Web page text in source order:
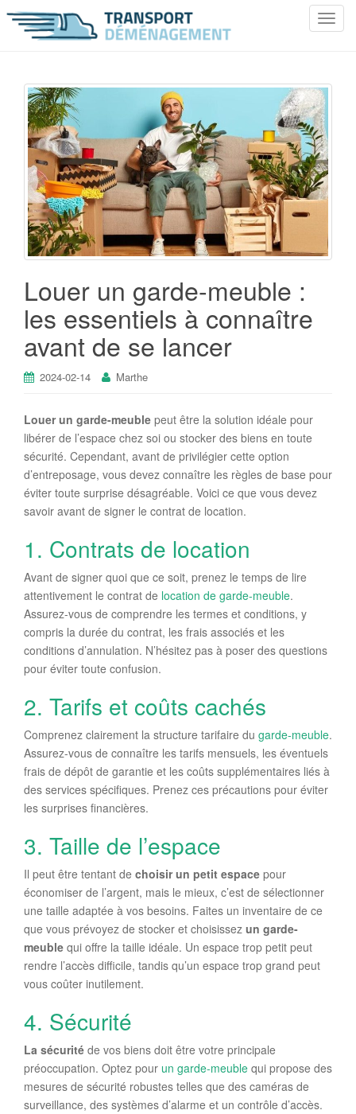
T
n
a
v
i
g
t
i
Louer un garde-meuble :
les essentiels à connaître
avant de se lancer
2024-02-14 Marthe
Louer un garde-meuble peut être la solution idéale pour
libérer de l’espace chez soi ou stocker des biens en toute
sécurité. Cependant, avant de privilégier cette option
d’entreposage, vous devez connaître les règles de base pour
éviter toute surprise désagréable. Voici ce que vous devez
savoir avant de signer le contrat de location.
1. Contrats de location
Avant de signer quoi que ce soit, prenez le temps de lire
attentivement le contrat de location de garde-meuble.
Assurez-vous de comprendre les termes et conditions, y
compris la durée du contrat, les frais associés et les
conditions d’annulation. N’hésitez pas à poser des questions
pour éviter toute confusion.
2. Tarifs et coûts cachés
Comprenez clairement la structure tarifaire du garde-meuble.
Assurez-vous de connaître les tarifs mensuels, les éventuels
frais de dépôt de garantie et les coûts supplémentaires liés à
des services spécifiques. Prenez ces précautions pour éviter
les surprises financières.
3. Taille de l’espace
Il peut être tentant de choisir un petit espace pour
économiser de l’argent, mais le mieux, c’est de sélectionner
une taille adaptée à vos besoins. Faites un inventaire de ce
que vous prévoyez de stocker et choisissez un garde-
meuble qui offre la taille idéale. Un espace trop petit peut
rendre l’accès difficile, tandis qu’un espace trop grand peut
vous coûter inutilement.
4. Sécurité
La sécurité de vos biens doit être votre principale
préoccupation. Optez pour un garde-meuble qui propose des
mesures de sécurité robustes telles que des caméras de
surveillance, des systèmes d’alarme et un contrôle d’accès.